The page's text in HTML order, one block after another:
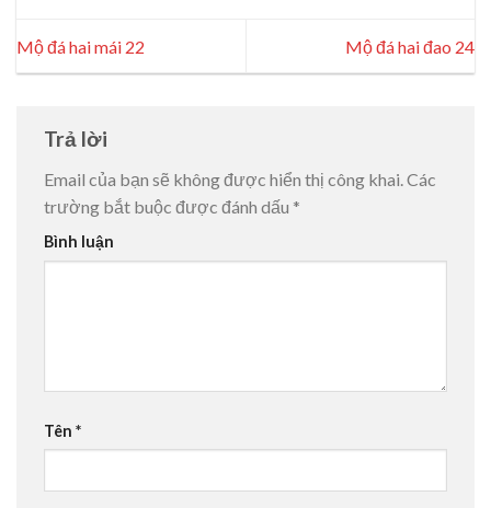
Mộ đá hai mái 22 Mộ đá hai đao 24
Trả lời
Email của bạn sẽ không được hiển thị công khai.Các
trường bắt buộc được đánh dấu *
Bình luận
Tên *